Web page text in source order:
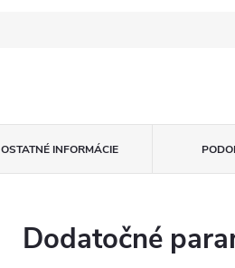
OSTATNÉ INFORMÁCIE
Dodatočné